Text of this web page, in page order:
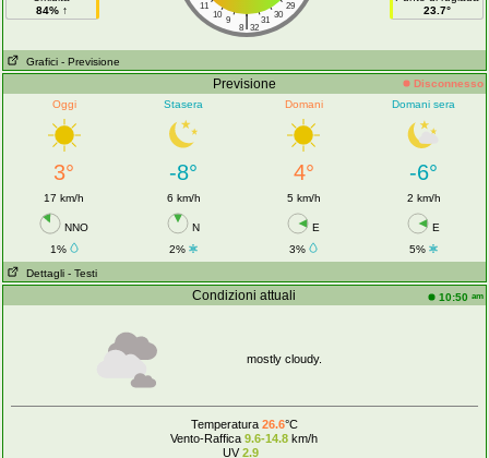
84% ↑
11
29
10
30
9 31
|
8 32
23.7°
Grafici - Previsione
Previsione
Disconnesso
Oggi
Stasera Domani Domani sera
3° -8° 4° -6°
17 km/h 6 km/h 5 km/h 2 km/h
NNO N E
E
1%
2% 3%
5%
Dettagli - Testi
Condizioni attuali 10:50 am
mostly cloudy.
Temperatura 26.6°C
Vento-Raffica 9.6-14.8 km/h
UV2.9